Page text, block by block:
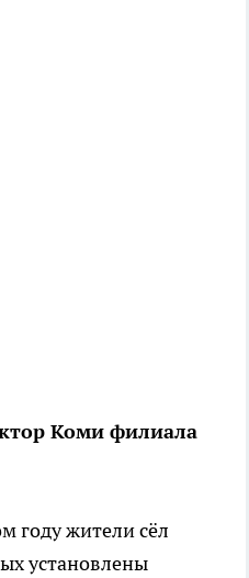
Коми филиала
году жители сёл
установлены